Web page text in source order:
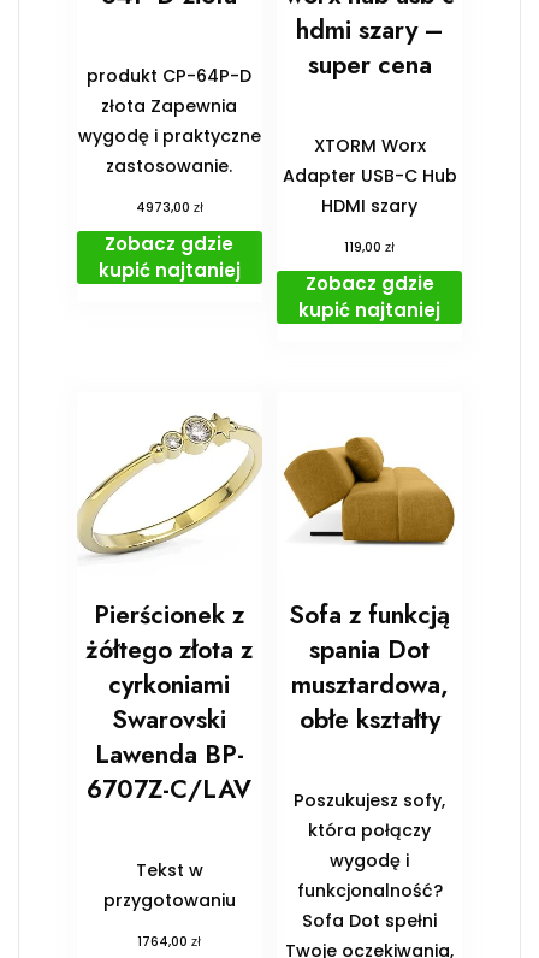
produkt CP-64P-D
złota Zapewnia
wygodę i praktyczne
zastosowanie.
4973,00 zł
Zobacz gdzie
kupić najtaniej
hdmi szary –
super cena
XTORM Worx
Adapter USB-C Hub
HDMI szary
119,00zł
Zobacz gdzie
kupić najtaniej
Pierścionek z
żółtego złota z
cyrkoniami
Swarovski
Lawenda BP-
6707Z-C/LAV
Tekst w
przygotowaniu
1764,00zł
Sofa z funkcją
spania Dot
musztardowa,
obłe kształty
Poszukujesz sofy,
która połączy
wygodę i
funkcjonalność?
Sofa Dot spełni
Twoje oczekiwania,